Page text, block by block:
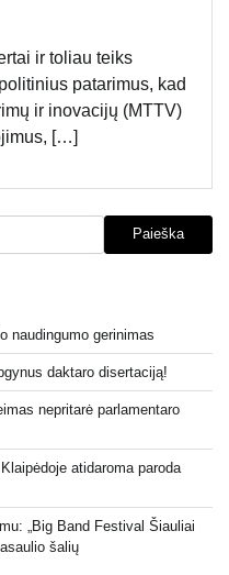
ir toliau teiks
patarimus, kad
ir inovacijų (MTTV)
[…]
Paieška
naudingumo gerinimas
daktaro disertaciją!
nepritarė parlamentaro
atidaroma paroda
„Big Band Festival Šiauliai
šalių